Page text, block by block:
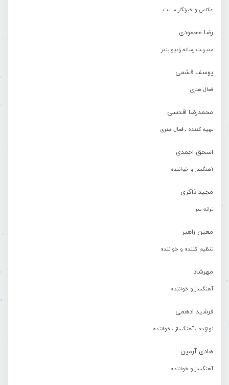
عکاس و خبرنگار سایت
رضا محمودی
مدیریت رسانه رادیو بندر
یوسف قشمی
فعال هنری
محمدرضا اقدسی
تهیه کننده ، فعال هنری
اسحق احمدی
آهنگساز و خواننده
مجید ذاکری
ترانه سرا
معین راهبر
تنظیم کننده و خواننده
مهرشاد
آهنگساز و خواننده
فرشید ادهمی
نوازنده ، آهنگساز ، خواننده
هادی آرمین
آهنگساز و خواننده